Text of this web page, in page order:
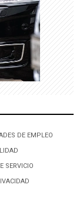
DE EMPLEO
SERVICIO